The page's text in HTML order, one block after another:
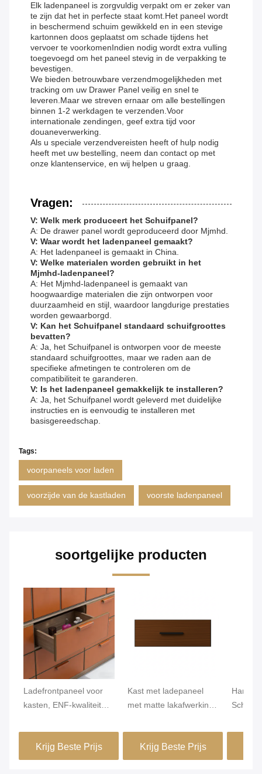
Elk ladenpaneel is zorgvuldig verpakt om er zeker van
te zijn dat het in perfecte staat komt.Het paneel wordt
in beschermend schuim gewikkeld en in een stevige
kartonnen doos geplaatst om schade tijdens het
vervoer te voorkomenIndien nodig wordt extra vulling
toegevoegd om het paneel stevig in de verpakking te
bevestigen.
We bieden betrouwbare verzendmogelijkheden met
tracking om uw Drawer Panel veilig en snel te
leveren.Maar we streven ernaar om alle bestellingen
binnen 1-2 werkdagen te verzenden.Voor
internationale zendingen, geef extra tijd voor
douaneverwerking.
Als u speciale verzendvereisten heeft of hulp nodig
heeft met uw bestelling, neem dan contact op met
onze klantenservice, en wij helpen u graag.
Vragen:
V: Welk merk produceert het Schuifpanel?
A: De drawer panel wordt geproduceerd door Mjmhd.
V: Waar wordt het ladenpaneel gemaakt?
A: Het ladenpaneel is gemaakt in China.
V: Welke materialen worden gebruikt in het
Mjmhd-ladenpaneel?
A: Het Mjmhd-ladenpaneel is gemaakt van
hoogwaardige materialen die zijn ontworpen voor
duurzaamheid en stijl, waardoor langdurige prestaties
worden gewaarborgd.
V: Kan het Schuifpanel standaard schuifgroottes
bevatten?
A: Ja, het Schuifpanel is ontworpen voor de meeste
standaard schuifgroottes, maar we raden aan de
specifieke afmetingen te controleren om de
compatibiliteit te garanderen.
V: Is het ladenpaneel gemakkelijk te installeren?
A: Ja, het Schuifpanel wordt geleverd met duidelijke
instructies en is eenvoudig te installeren met
basisgereedschap.
Tags:
voorpaneels voor laden
voorzijde van de kastladen voorste ladenpaneel
soortgelijke producten
Ladefrontpaneel voor
kasten, ENF-kwaliteit
leer omwikkeld &
randafwerking,
Aangepaste maten voor
Krijg Beste Prijs
Kast met ladepaneel
met matte lakafwerking,
voor langdurige en
stijlvolle integratie in
moderne
Krijg Beste Prijs